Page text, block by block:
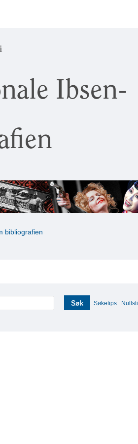
Ibsen-
bibliografien
Søk Søketips Nullstill